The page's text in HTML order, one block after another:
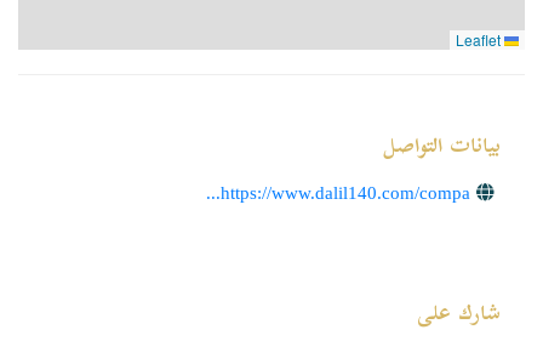
بيانات التواصل
https://www.dalil140.com/compa...
شارك على